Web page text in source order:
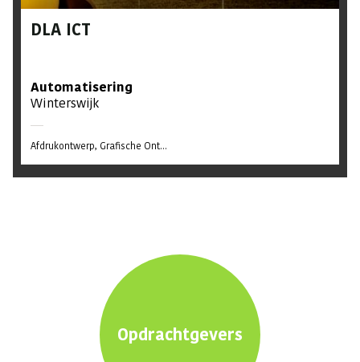
DLA ICT
Automatisering
Winterswijk
Afdrukontwerp Grafische Ont...
Opdrachtgevers